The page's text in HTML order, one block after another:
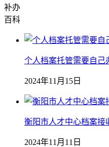
补办
百科
个人档案托管需要自己
2024年11月15日
衡阳市人才中心档案接
2024年11月11日